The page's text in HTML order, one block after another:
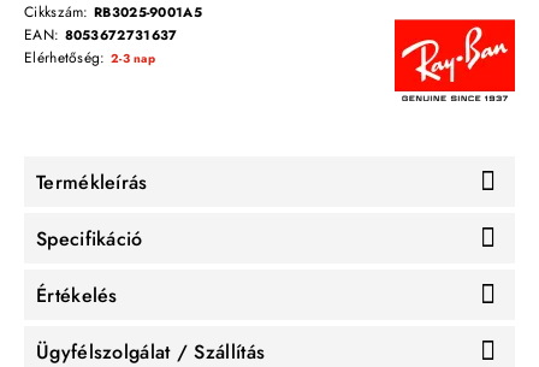
Cikkszám: RB3025-9001A5
EAN: 8053672731637
Elérhetőség: 2-3 nap
Termékleírás
Specifikáció
Értékelés
Ügyfélszolgálat / Szállítás